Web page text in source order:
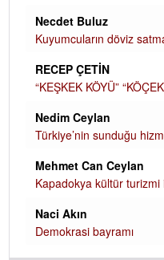
Necdet Buluz
Kuyumcuların döviz
RECEP ÇETİN
“KEŞKEK KÖYÜ”
Nedim Ceylan
Türkiye’nin sunduğu
Mehmet Can Ceylan
Kapadokya kültür turizmi
Naci Akın
Demokrasi bayramı